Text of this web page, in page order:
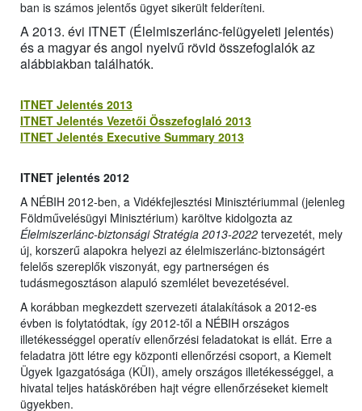
ban is számos jelentős ügyet sikerült felderíteni.
A 2013. évi ITNET (Élelmiszerlánc-felügyeleti jelentés)
és a magyar és angol nyelvű rövid összefoglalók az
alábbiakban találhatók.
ITNET Jelentés 2013
ITNET Jelentés Vezetői Összefoglaló 2013
ITNET Jelentés Executive Summary 2013
ITNET jelentés 2012
A NÉBIH 2012-ben, a Vidékfejlesztési Minisztériummal (jelenleg
Földművelésügyi Minisztérium) karöltve kidolgozta az
Élelmiszerlánc-biztonsági Stratégia 2013-2022 tervezetét, mely
új, korszerű alapokra helyezi az élelmiszerlánc-biztonságért
felelős szereplők viszonyát, egy partnerségen és
tudásmegosztáson alapuló szemlélet bevezetésével.
A korábban megkezdett szervezeti átalakítások a 2012-es
évben is folytatódtak, így 2012-től a NÉBIH országos
illetékességgel operatív ellenőrzési feladatokat is ellát. Erre a
feladatra jött létre egy központi ellenőrzési csoport, a Kiemelt
Ügyek Igazgatósága (KÜI), amely országos illetékességgel, a
hivatal teljes hatáskörében hajt végre ellenőrzéseket kiemelt
ügyekben.